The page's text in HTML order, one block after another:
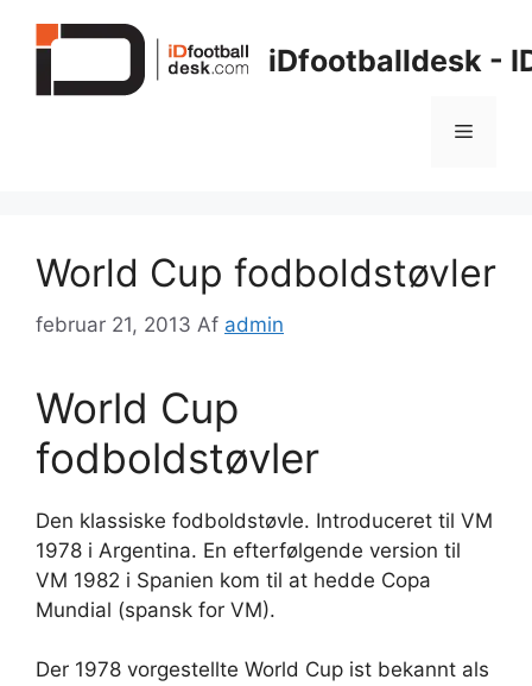
iDfootballdesk -
Menu
World Cup fodboldstøvler
februar 21, 2013 Af admin
World Cup
fodboldstøvler
Den klassiske fodboldstøvle. Introduceret til VM
1978 i Argentina. En efterfølgende version til
VM 1982 i Spanien kom til at hedde Copa
Mundial (spansk for VM).
Der 1978 vorgestellte World Cup ist bekannt als